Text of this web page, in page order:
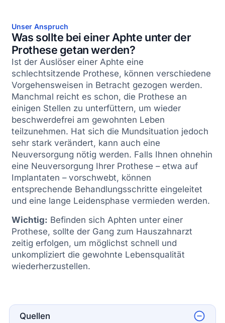
Unser Anspruch
Was sollte bei einer Aphte unter der
Prothese getan werden?
Ist der Auslöser einer Aphte eine
schlechtsitzende Prothese, können verschiedene
Vorgehensweisen in Betracht gezogen werden.
Manchmal reicht es schon, die Prothese an
einigen Stellen zu unterfüttern, um wieder
beschwerdefrei am gewohnten Leben
teilzunehmen. Hat sich die Mundsituation jedoch
sehr stark verändert, kann auch eine
Neuversorgung nötig werden. Falls Ihnen ohnehin
eine Neuversorgung Ihrer Prothese – etwa auf
Implantaten – vorschwebt, können
entsprechende Behandlungsschritte eingeleitet
und eine lange Leidensphase vermieden werden.
Wichtig: Befinden sich Aphten unter einer
Prothese, sollte der Gang zum Hauszahnarzt
zeitig erfolgen, um möglichst schnell und
unkompliziert die gewohnte Lebensqualität
wiederherzustellen.
Quellen